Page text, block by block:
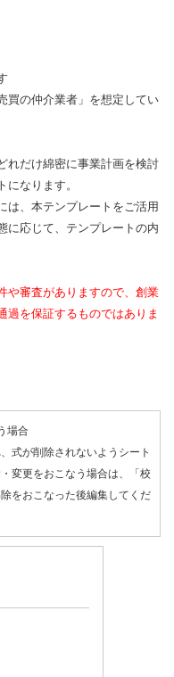
買の仲介業者」を想定してい
れだけ綿密に事業計画を検討
なります。
は、本テンプレートをご活用
に応じて、テンプレートの内
や審査がありますので、創業
過を保証するものではありま
場合
式が削除されないようシート
変更をおこなう場合は、「校
をおこなった後編集してくだ